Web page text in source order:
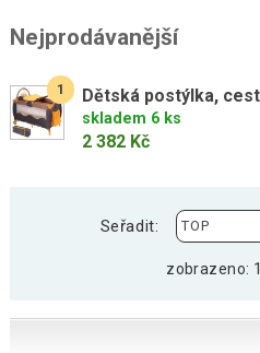
Nejprodávanější
1 Dětská postýlka,
skladem 6 ks
2 382 Kč
Seřadit:
zobrazeno: